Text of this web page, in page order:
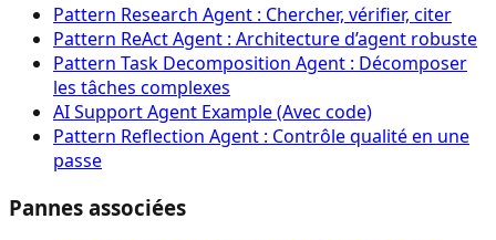
Pattern Research Agent : Chercher, vérifier, citer
Pattern ReAct Agent : Architecture d’agent robuste
Pattern Task Decomposition Agent : Décomposer
les tâches complexes
AI Support Agent Example (Avec code)
Pattern Reflection Agent : Contrôle qualité en une
passe
Pannes associées